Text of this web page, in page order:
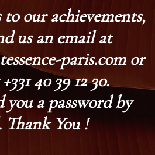
to our achievements,
us an email at
paris.com or
40 39 12 30.
you a password by
Thank You !